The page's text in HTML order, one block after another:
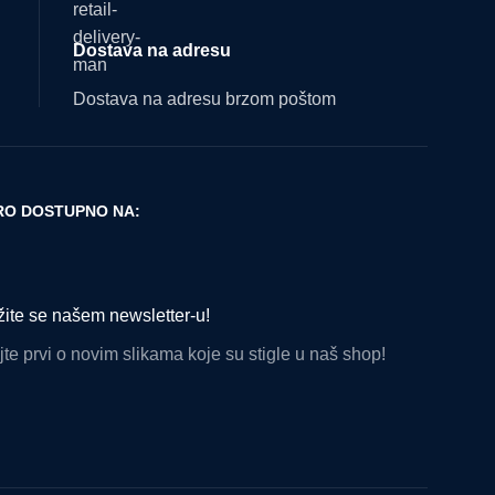
Dostava na adresu
Dostava na adresu brzom poštom
DOSTUPNO NA:
se našem newsletter-u!
prvi o novim slikama koje su stigle u naš shop!